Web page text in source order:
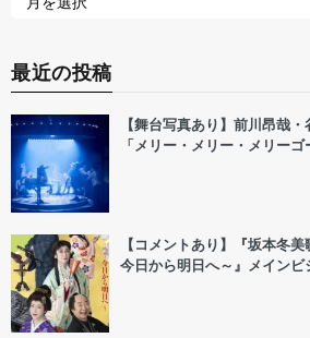
最近の投稿
【舞台写真あり】前川昂哉
「メリー・メリー・メリー
【コメントあり】『坂本冬
今日から明日へ～』メインビ